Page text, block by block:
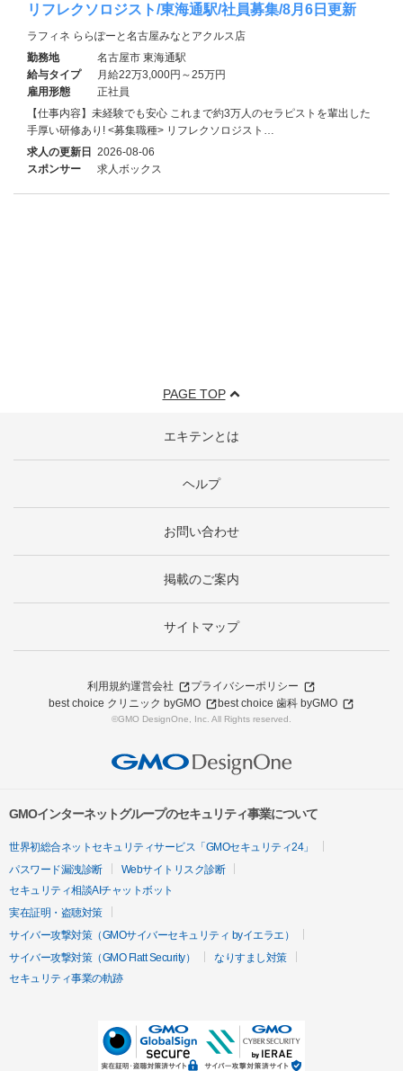
リフレクソロジスト/東海通駅/社員募集/8月6日更新
ラフィネ ららぽーと名古屋みなとアクルス店
勤務地
名古屋市 東海通駅
給与タイプ
月給22万3,000円～25万円
雇用形態
正社員
【仕事内容】未経験でも安心 これまで約3万人のセラピストを輩出した
手厚い研修あり! <募集職種> リフレクソロジスト…
求人の更新日 2026-08-06
スポンサー
求人ボックス
PAGE TOP
エキテンとは
ヘルプ
お問い合わせ
掲載のご案内
サイトマップ
利用規約運営会社
プライバシーポリシー
best choice クリニック byGMO
best choice 歯科 byGMO
©GMO DesignOne, Inc. All Rights reserved.
GMOインターネットグループのセキュリティ事業について
世界初総合ネットセキュリティサービス「GMOセキュリティ24」
パスワード漏洩診断
Webサイトリスク診断
セキュリティ相談AIチャットボット
実在証明・盗聴対策
サイバー攻撃対策（GMOサイバーセキュリティ byイエラエ）
サイバー攻撃対策（GMO Flatt Security）
なりすまし対策
セキュリティ事業の軌跡